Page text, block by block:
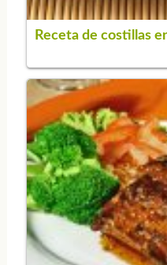
Receta de costillas